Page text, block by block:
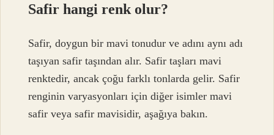
Safir hangi renk olur?
Safir, doygun bir mavi tonudur ve adını aynı adı
taşıyan safir taşından alır. Safir taşları mavi
renktedir, ancak çoğu farklı tonlarda gelir. Safir
renginin varyasyonları için diğer isimler mavi
safir veya safir mavisidir, aşağıya bakın.